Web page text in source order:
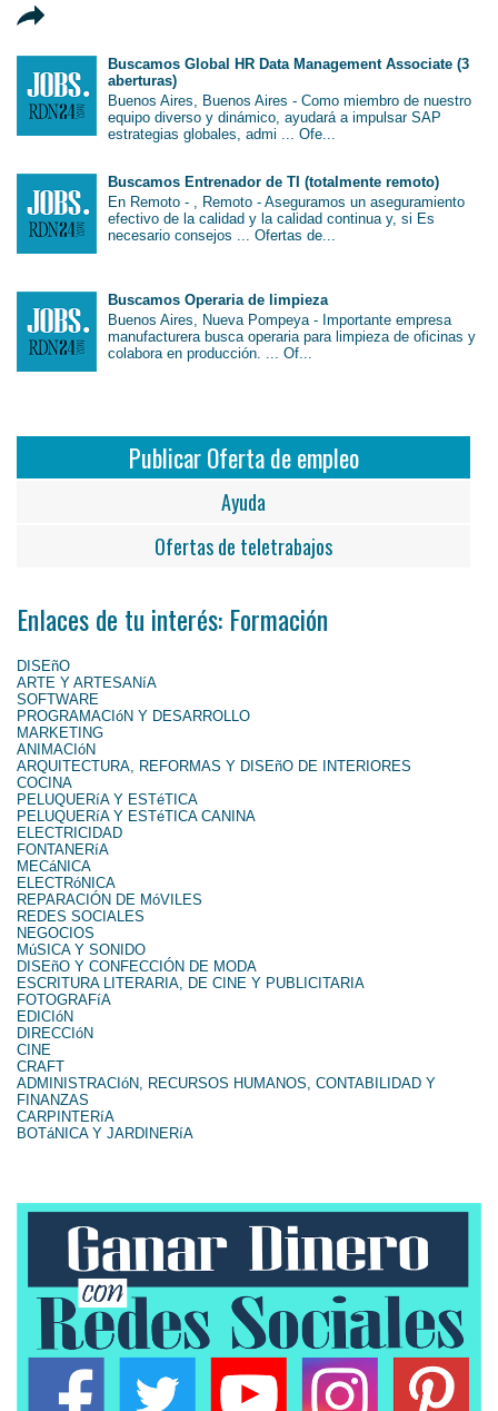
Buscamos Global HR Data Management Associate (3
aberturas)
Buenos Aires, Buenos Aires - Como miembro de nuestro
equipo diverso y dinámico, ayudará a impulsar SAP
estrategias globales, admi ... Ofe...
Buscamos Entrenador de TI (totalmente remoto)
En Remoto - , Remoto - Aseguramos un aseguramiento
efectivo de la calidad y la calidad continua y, si Es
necesario consejos ... Ofertas de...
Buscamos Operaria de limpieza
Buenos Aires, Nueva Pompeya - Importante empresa
manufacturera busca operaria para limpieza de oficinas y
colabora en producción. ... Of...
Publicar Oferta de empleo
Ayuda
Ofertas de teletrabajos
Enlaces de tu interés: Formación
DISEñO
ARTE Y ARTESANíA
SOFTWARE
PROGRAMACIóN Y DESARROLLO
MARKETING
ANIMACIóN
ARQUITECTURA, REFORMAS Y DISEñO DE INTERIORES
COCINA
PELUQUERíA Y ESTéTICA
PELUQUERíA Y ESTéTICA CANINA
ELECTRICIDAD
FONTANERíA
MECáNICA
ELECTRóNICA
REPARACIÓN DE MóVILES
REDES SOCIALES
NEGOCIOS
MúSICA Y SONIDO
DISEñO Y CONFECCIÓN DE MODA
ESCRITURA LITERARIA, DE CINE Y PUBLICITARIA
FOTOGRAFíA
EDICIóN
DIRECCIóN
CINE
CRAFT
ADMINISTRACIóN, RECURSOS HUMANOS, CONTABILIDAD Y
FINANZAS
CARPINTERíA
BOTáNICA Y JARDINERíA